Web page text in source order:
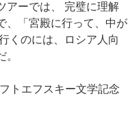
アーでは、 完璧に理解
、「宮殿に行って、中が
くのには、ロシア人向
トエフスキー文学記念